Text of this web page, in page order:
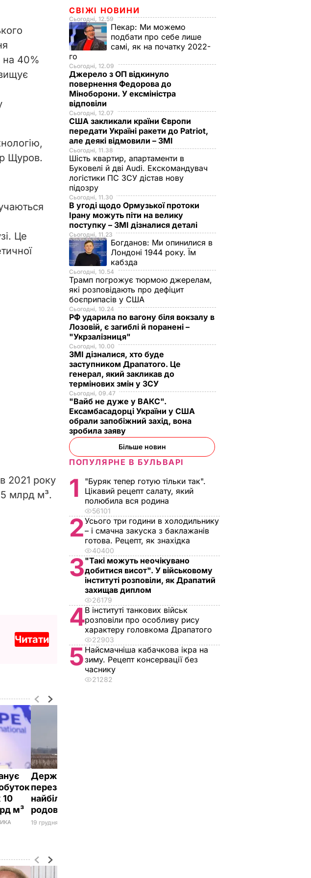
на 40%
Щуров.
Це
2021 року
млрд м³.
Читати
10
м³
Держгеонадр
перезапустило
найбільше газове
родовище в Україні
19 грудня, 10.43
СВІЖІ НОВИНИ
Сьогодні, 12.59
Пекар: Ми можемо
подбати про себе лише
самі, як на початку 2022-
го
Сьогодні, 12.09
Джерело з ОП відкинуло
повернення Федорова до
Міноборони. У ексміністра
відповіли
Сьогодні, 12.07
США закликали країни Європи
передати Україні ракети до Patriot,
але деякі відмовили – ЗМІ
Сьогодні, 11.38
Шість квартир, апартаменти в
Буковелі й дві Audi. Екскомандувач
логістики ПС ЗСУ дістав нову
підозру
Сьогодні, 11.30
В угоді щодо Ормузької протоки
Ірану можуть піти на велику
поступку – ЗМІ дізналися деталі
Сьогодні, 11.23
Богданов: Ми опинилися в
Лондоні 1944 року. Їм
кабзда
Сьогодні, 10.54
Трамп погрожує тюрмою джерелам,
які розповідають про дефіцит
боєприпасів у США
Сьогодні, 10.24
РФ ударила по вагону біля вокзалу в
Лозовій, є загиблі й поранені –
"Укрзалізниця"
Сьогодні, 10.00
ЗМІ дізналися, хто буде
заступником Драпатого. Це
генерал, який закликав до
термінових змін у ЗСУ
Сьогодні, 09.47
"Вайб не дуже у ВАКС".
Ексамбасадорці України у США
обрали запобіжний захід, вона
зробила заяву
Більше новин
ПОПУЛЯРНЕ В БУЛЬВАРІ
1
"Буряк тепер готую тільки так".
Цікавий рецепт салату, який
полюбила вся родина
56101
2Усього три години в холодильнику
– і смачна закуска з баклажанів
готова. Рецепт, як знахідка
40400
3"Такі можуть неочікувано
добитися висот". У військовому
інституті розповіли, як Драпатий
захищав диплом
26179
4В інституті танкових військ
розповіли про особливу рису
характеру головкома Драпатого
22903
5 Найсмачніша кабачкова ікра на
зиму. Рецепт консервації без
часнику
21282